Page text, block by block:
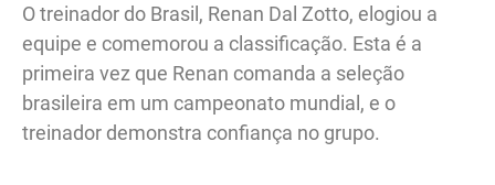
O treinador do Brasil, Renan Dal Zotto, elogiou a
equipe e comemorou a classificação. Esta é a
primeira vez que Renan comanda a seleção
brasileira em um campeonato mundial, e o
treinador demonstra confiança no grupo.